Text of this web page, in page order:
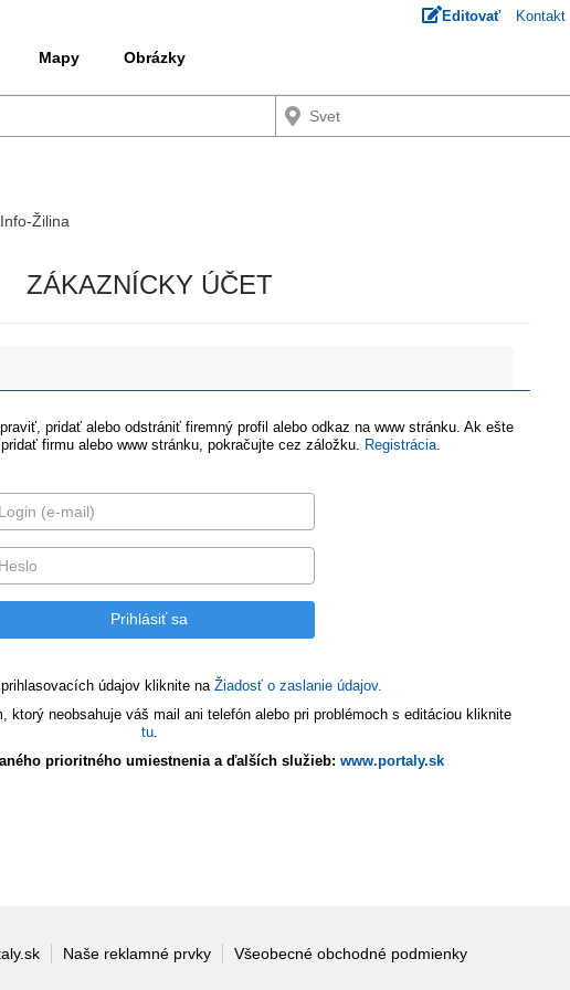
Editovať Kontakt
Mapy Obrázky
Žilina
ZÁKAZNÍCKY ÚČET
pridať alebo odstrániť firemný profil alebo odkaz na www stránku. Ak ešte
firmu alebo www stránku, pokračujte cez záložku.
Registrácia
údajov kliknite na Žiadosť o zaslanie údajov.
ktorý neobsahuje váš mail ani telefón alebo pri problémoch s editáciou kliknite
tu.
prioritného umiestnenia a ďalších služieb: www.portaly.sk
Naše reklamné prvky Všeobecné obchodné podmienky